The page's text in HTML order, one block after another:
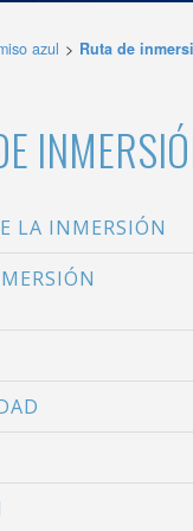
azul Ruta de
LA INMERSIÓN